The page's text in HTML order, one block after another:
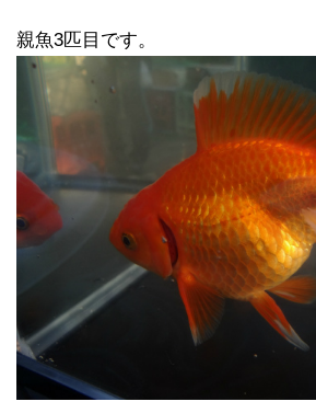
親魚3匹目です。